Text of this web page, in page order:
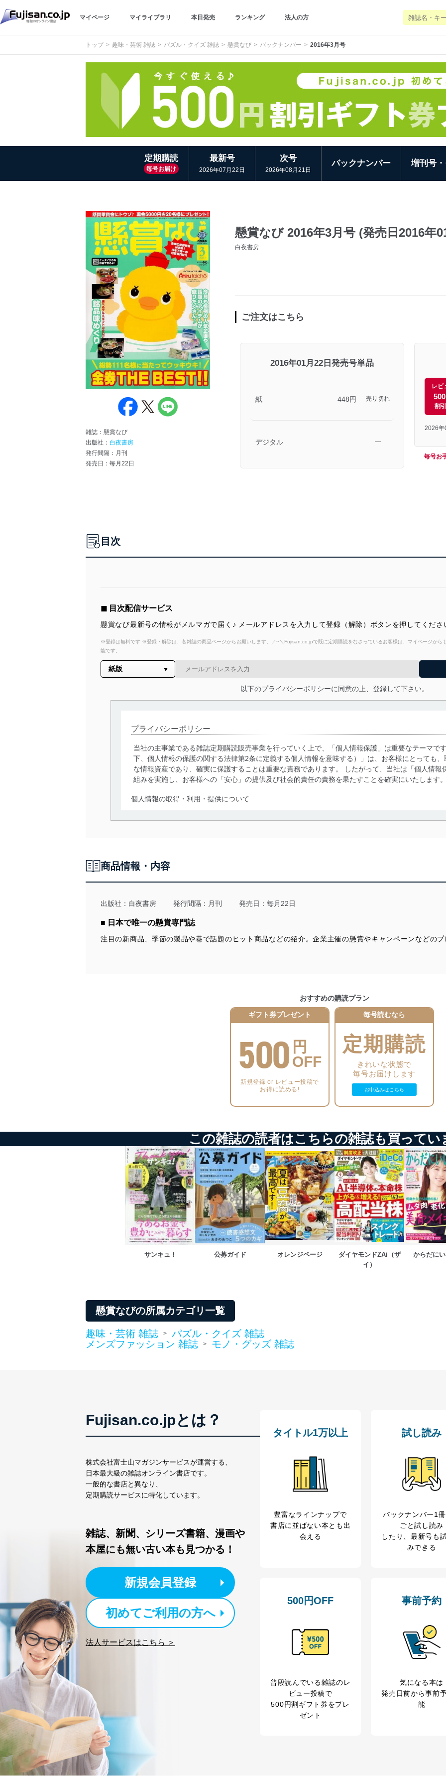
マイページ マイライブラリ 本日発売 ランキング 法人の方
トップ 趣味・芸術 雑誌 パズル・クイズ 雑誌 懸賞なび バックナンバー 2016年3月号
定期購読
毎号お届け
最新号
2026年07月22日
次号
2026年08月21日
バックナンバー 増刊号
雑誌：懸賞なび
出版社： 白夜書房
発行間隔：月刊
発売日：毎月22日
懸賞なび 2016年3月号 (発売日2016年
白夜書房
ご注文はこちら
2016年01月22日発売号単品
紙 448円 売り切れ
デジタル ―
レビ
割
2026年
毎号お
目次
◼︎ 目次配信サービス
懸賞なび最新号の情報がメルマガで届く♪ メールアドレスを入力して登録（解除）ボタンを押してくださ
※登録は無料です ※登録・解除は、各雑誌の商品ページからお願いします。／~＼Fujisan.co.jpで既に定期購読をなさっているお客様は、マイページから
能です。
以下のプライバシーポリシーに同意の上、登録して下さい。
プライバシーポリシー
当社の主事業である雑誌定期購読販売事業を行っていく上で、「個人情報保護」は重要なテーマで
下、個人情報の保護の関する法律第2条に定義する個人情報を意味する）」は、お客様にとっても
な情報資産であり、確実に保護することは重要な責務であります。 したがって、当社は「個人情報
組みを実施し、お客様への「安心」の提供及び社会的責任の責務を果たすことを確実にいたします。
個人情報の取得・利用・提供について
当社は、個人情報の取得・利用・提供に際して、その利用目的を明確にし、本人の同意を得たうえ
法令遵守
令及びその他の規範を常に適合させます。
個人情報の安全管理措置
当社は、個人情報の正確性及び安全性を確保するために、下記セキュリティ対策をはじめとする安
機器に標準装備されているユーザー制御機能（ユーザーアカウント制御）により、個人情報デ
個人データを取り扱う機器等のオペレーティングシステムを最新の状態に保持しています。
個人データを取り扱う機器等にセキュリティ対策ソフトウェア等を導入し、自動更新 機能等
個人情報保護マネジメントシステムの継続的改善
当社は、内部監査及びマネジメントレビューの機会を通じて、個人情報保護マネジメントシステム
の状態を維持します。
苦情及び相談受付け窓口
貴殿の個人情報及び当社の個人情報保護マネジメントシステムに関するご相談及び苦情については
適切、かつ迅速に対応させていただきます。
株式会社富士山マガジンサービス 個人情報問い合わせ係
TEL：0570-200-223
FAX：03-5459-7073
株式会社富士山マガジンサービス
代表取締役会長 西野 伸一郎
個人情報の取扱いについて
１．個人情報保護管理者
代表取締役会長 西野 伸一郎
個人情報保護管理者: 経営管理グループディレクター 前田 嘉也
当社が取り扱う開示対象個人情報の利用目的は次のとおりです。
No
利用目的
当社の定期購読サービス等をご利用の方の個
人情報
ｅメール等による商品、サービス、キャンペーン
個人が特定できない形で取得した閲覧履歴や購買
味・嗜好に
応じた新商品・サービスに関する広告のため
3 当社カスタマーQ＆Aサービス利用者
採用選考、ご連絡のため
5
当社の従業者の個人情報
6
パートナー（提携企業）からの委託により当
社の
提携企業及びお客様がご購入された商品の発売元
サービス、キャンペーン等の広告に関するご案内の
お問い合わせ対応、トラブル対処、オペレーター
その他当社のプライバシーポリシー等にて公表す
※上記の利用目的のうちNo.1～5については保有個人データ（開示対象個人情報）の利用目的であ
当社は、取得した個人情報を適切に管理し､あらかじめ本人の同意を得ることなく第三者に提供する
次の場合は除きます。
商品情報・内容
出版社： 白夜書房 発行間隔：月刊 発売日：毎月22日
■ 日本で唯一の懸賞専門誌
注目の新商品、季節の製品や巷で話題のヒット商品などの紹介。企業主催の懸賞やキャンペーンなどのプ
おすすめの購読プラン
ギフト券プレゼント
500 円
OFF
新規登録 or レビュー投稿で
お得に読める!
毎号読むなら
定期購読
きれいな状態で
毎号お届けします
お申込みはこちら
この雑誌の読者はこちらの雑誌も買ってい
サンキュ！ 公募ガイド オレンジページ
ダイヤモンドZAi（ザ
イ）
からだに
懸賞なびの所属カテゴリ一覧
趣味・芸術 雑誌 >
パズル・クイズ 雑誌
メンズファッション 雑誌
> モノ・グッズ 雑誌
Fujisan.co.jpとは？
株式会社富士山マガジンサービスが運営する、
日本最大級の雑誌オンライン書店です。
一般的な書店と異なり、
定期購読サービスに特化しています。
雑誌、新聞、シリーズ書籍、漫画や
本屋にも無い古い本も見つかる！
新規会員登録
初めてご利用の方へ
法人サービスはこちら ＞
タイトル1万以上
豊富なラインナップで
書店に並ばない本とも出
会える
試し読み
バックナンバー1
ごと試し読み
したり、最新号も
みできる
500円OFF
普段読んでいる雑誌のレ
ビュー投稿で
500円割ギフト券をプレ
ゼント
事前予約
気になる本は
発売日前から事前
能